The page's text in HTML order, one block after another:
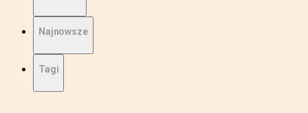
Najnowsze
Tagi